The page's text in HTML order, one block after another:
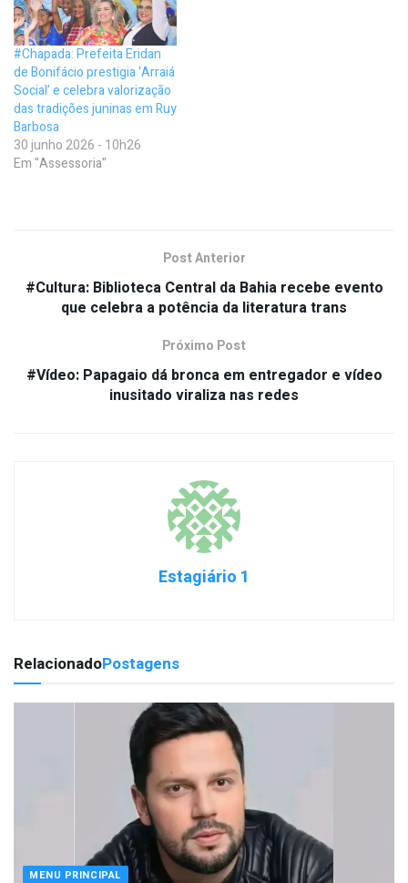
#Chapada: Prefeita Eridan
de Bonifácio prestigia ‘Arraiá
Social’ e celebra valorização
das tradições juninas em Ruy
Barbosa
30 junho 2026 - 10h26
Em "Assessoria"
Post Anterior
#Cultura: Biblioteca Central da Bahia recebe evento
que celebra a potência da literatura trans
Próximo Post
#Vídeo: Papagaio dá bronca em entregador e vídeo
inusitado viraliza nas redes
Estagiário 1
RelacionadoPostagens
MENU PRINCIPAL